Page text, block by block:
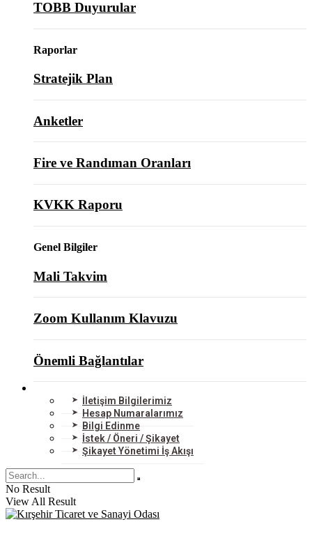
TOBB Duyurular
Raporlar
Stratejik Plan
Anketler
Fire ve Randıman Oranları
KVKK Raporu
Genel Bilgiler
Mali Takvim
Zoom Kullanım Klavuzu
Önemli Bağlantılar
İletişim Bilgilerimiz
Hesap Numaralarımız
Bilgi Edinme
İstek / Öneri / Şikayet
Şikayet Yönetimi İş Akışı
No Result
View All Result